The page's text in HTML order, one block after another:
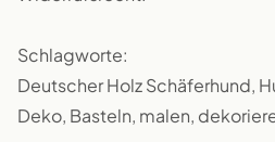
Schlagworte:
Deutscher Holz Schäferhund,
Deko, Basteln, malen,